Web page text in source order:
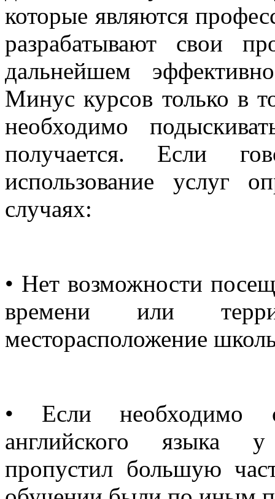
которые являются
разрабатывают свои
дальнейшем
Минус курсов только в
необходимо
получается. Если
использование услуг
случаях:
• Нет возможности
времени или
месторасположение
• Если необходимо
английского языка у
пропустил большую